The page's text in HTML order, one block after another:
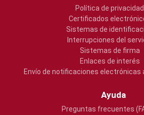
Política de privacidad
Certificados
Sistemas de
Interrupciones del
Sistemas de firma
Enlaces de interés
Envío de notificaciones electrónicas
Ayuda
Preguntas frecuentes